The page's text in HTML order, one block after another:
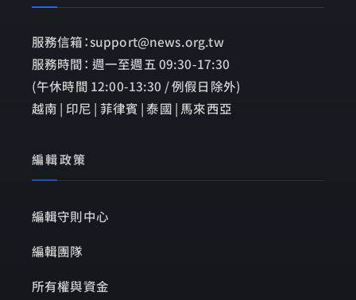
服務信箱：support@news.org.tw
服務時間： 週一至週五 09:30-17:30
(午休時間 12:00-13:30 / 例假日除外)
越南 | 印尼 | 菲律賓 | 泰國 | 馬來西亞
編輯政策
編輯守則中心
編輯團隊
所有權與資金